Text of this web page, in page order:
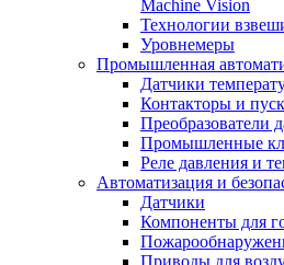
Machine Vision
Технологии
Уровнемеры
Промышленная
Датчики
Контакторы и
Преобразователи
Промышленные
Реле давления и
Автоматизация и
Датчики
Компоненты для